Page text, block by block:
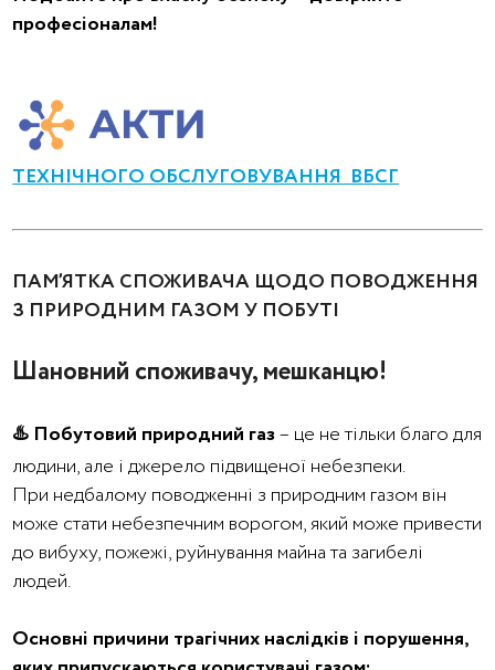
професіоналам!
ТЕХНІЧНОГО ОБСЛУГОВУВАННЯ ВБСГ
ПАМ’ЯТКАСПОЖИВАЧА ЩОДО ПОВОДЖЕННЯ
З ПРИРОДНИМ ГАЗОМ У ПОБУТІ
Шановний споживачу, мешканцю!
♨️ Побутовий природний газ– це не тільки благо для
людини, але і джерело підвищеної небезпеки.
При недбалому поводженні з природним газом він
може стати небезпечним ворогом, який може привести
до вибуху, пожежі, руйнування майна та загибелі
людей.
Основні причини трагічних наслідків і порушення,